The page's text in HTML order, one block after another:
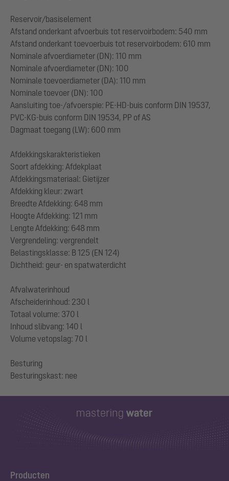
Reservoir/basiselement
Afstand onderkant afvoerbuis tot reservoirbodem: 540 mm
Afstand onderkant toevoerbuis tot reservoirbodem: 610 mm
Nominale afvoerdiameter (DN): 110 mm
Nominale afvoerdiameter (DN): 100
Nominale toevoerdiameter (DA): 110 mm
Nominale toevoer (DN): 100
Aansluiting toe-/afvoerspie: PE-HD-buis conform DIN 19537,
PVC-KG-buis conform DIN 19534, PP of AS
Dagmaat toegang (LW): 600 mm
Afdekkingskarakteristieken
Soort afdekking: Afdekplaat
Afdekkingsmateriaal: Gietijzer
Afdekking kleur: zwart
Breedte Afdekking: 648 mm
Hoogte Afdekking: 121 mm
Lengte Afdekking: 648 mm
Vergrendeling: vergrendelt
Belastingsklasse: B 125 (EN 124)
Dichtheid: geur- en spatwaterdicht
Afvalwaterinhoud
Afscheiderinhoud: 230 l
Totaal volume: 370 l
Inhoud slibvang: 140 l
Volume vetopslag: 70 l
Besturing
Producten